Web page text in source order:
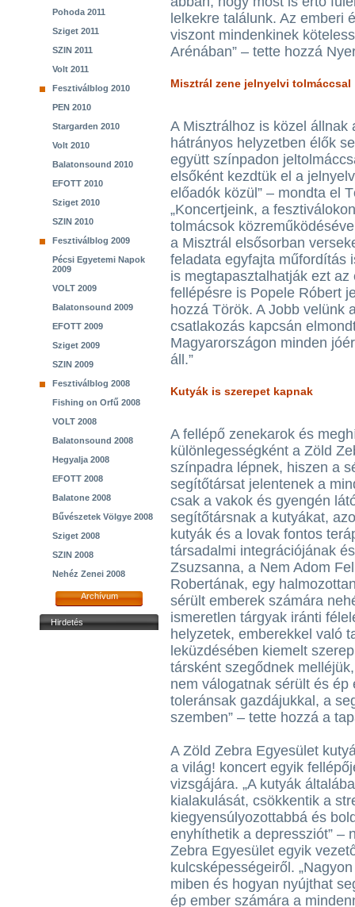
Pohoda 2011
Sziget 2011
SZIN 2011
Volt 2011
Fesztiválblog 2010
PEN 2010
Stargarden 2010
Volt 2010
Balatonsound 2010
EFOTT 2010
Sziget 2010
SZIN 2010
Fesztiválblog 2009
Pécsi Egyetemi Napok
2009
VOLT 2009
Balatonsound 2009
EFOTT 2009
Sziget 2009
SZIN 2009
Fesztiválblog 2008
Fishing on Orfű 2008
VOLT 2008
Balatonsound 2008
Hegyalja 2008
EFOTT 2008
Balatone 2008
Bűvészetek Völgye 2008
Sziget 2008
SZIN 2008
Nehéz Zenei 2008
Archívum
Hirdetés
lelkekre találunk. Az emberi
viszont mindenkinek
Arénában” – tette hozzá
Misztrál zene jelnyelvi tolmáccsal
A Misztrálhoz is közel
hátrányos helyzetben élők
együtt színpadon
elsőként kezdtük el a
előadók közül” – mondta el
„Koncertjeink, a
tolmácsok
a Misztrál elsősorban
feladata egyfajta műfordítás
is megtapasztalhatják ezt
fellépésre is Popele Róbert
hozzá Török. A Jobb velünk
csatlakozás kapcsán
Magyarországon minden
áll.”
Kutyák is szerepet kapnak
A fellépő zenekarok és
különlegességként a Zöld
színpadra lépnek, hiszen a
segítőtársat jelentenek a
csak a vakok és gyengén
segítőtársnak a kutyákat,
kutyák és a lovak fontos
társadalmi integrációjának
Zsuzsanna, a Nem Adom
Robertának, egy
sérült emberek számára
ismeretlen tárgyak iránti
helyzetek, emberekkel való
leküzdésében kiemelt
társként szegődnek
nem válogatnak sérült és
toleránsak gazdájukkal, a
szemben” – tette hozzá a
A Zöld Zebra Egyesület
a világ! koncert egyik
vizsgájára. „A kutyák
kialakulását, csökkentik a
kiegyensúlyozottabbá és
enyhíthetik a depressziót” –
Zebra Egyesület egyik
kulcsképességeiről.
miben és hogyan nyújthat
ép ember számára a